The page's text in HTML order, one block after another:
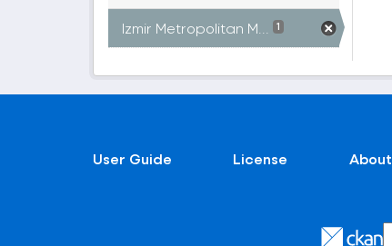
Izmir Metropolitan M... 1
User Guide License About